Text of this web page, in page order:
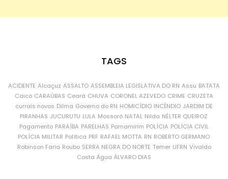
TAGS
ACIDENTE Alcaçuz ASSALTO ASSEMBLEIA LEGISLATIVA DO RN Assu BATATA
Caicó CARAÚBAS Ceará CHUVA CORONEL AZEVEDO CRIME CRUZETA
currais novos Dilma Governo do RN HOMICÍDIO INCÊNDIO JARDIM DE
PIRANHAS JUCURUTU LULA Mossoró NATAL Nilda NÉLTER QUEIROZ
Pagamento PARAÍBA PARELHAS Parnamirim POLÍCIA POLÍCIA CIVIL
POLÍCIA MILITAR Política PRF RAFAEL MOTTA RN ROBERTO GERMANO
Robinson Faria Roubo SERRA NEGRA DO NORTE Temer UFRN Vivaldo
Costa Água ÁLVARO DIAS